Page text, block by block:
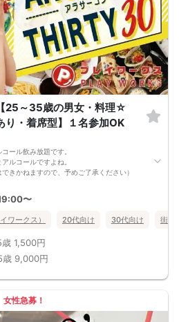
況」等はキャンセルなどで当日の参加人
います。
付いたします。店内に入り店員に「街コン
、出ないようにご準備お願いします。
持ちください。イベントの対象年齢でない
徴収し返金はいたしかねます。
なす可能性があります。
ャンセル、途中キャンセルは出来ません。
。
ての事項に同意したと判断いたします。
25～35歳の男女・料理☆
り・着席型】１名参加OK
ール飲み放題です。
ルコールですよね。
きかねますので、予めご了承ください）
、友達作りにも最適です。
なります。
で、予めご了承ください）
キッカケもバッチリ★
めまして」から会話を楽しみましょう。
りません。
に行ってください）
〜
ワークス） 20代向け 30代向け 街コ
1,500円
歳 9,000円
女性急募！